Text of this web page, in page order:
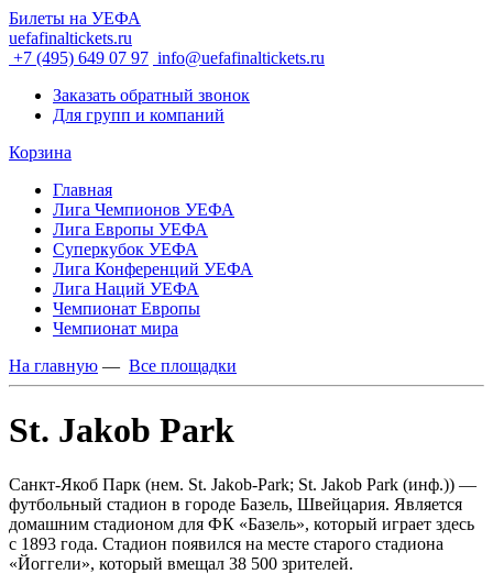
Билеты на УЕФА
uefafinaltickets.ru
+7 (495) 649 07 97 info@uefafinaltickets.ru
Заказать обратный звонок
Для групп и компаний
Корзина
Главная
Лига Чемпионов УЕФА
Лига Европы УЕФА
Суперкубок УЕФА
Лига Конференций УЕФА
Лига Наций УЕФА
Чемпионат Европы
Чемпионат мира
На главную — Все площадки
St. Jakob Park
Санкт-Якоб Парк (нем. St. Jakob-Park; St. Jakob Park (инф.)) —
футбольный стадион в городе Базель, Швейцария. Является
домашним стадионом для ФК «Базель», который играет здесь
с 1893 года. Стадион появился на месте старого стадиона
«Йоггели», который вмещал 38 500 зрителей.